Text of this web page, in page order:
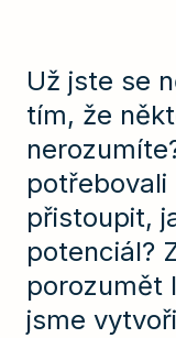
Už jste se
tím, že
potřebovali
přistoupit,
potenciál?
porozumět
jsme